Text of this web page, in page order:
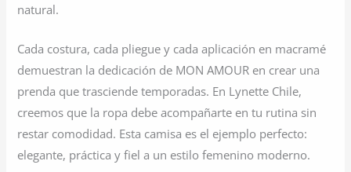
natural.
Cada costura, cada pliegue y cada aplicación en macramé
demuestran la dedicación de MON AMOUR en crear una
prenda que trasciende temporadas. En Lynette Chile,
creemos que la ropa debe acompañarte en tu rutina sin
restar comodidad. Esta camisa es el ejemplo perfecto:
elegante, práctica y fiel a un estilo femenino moderno.